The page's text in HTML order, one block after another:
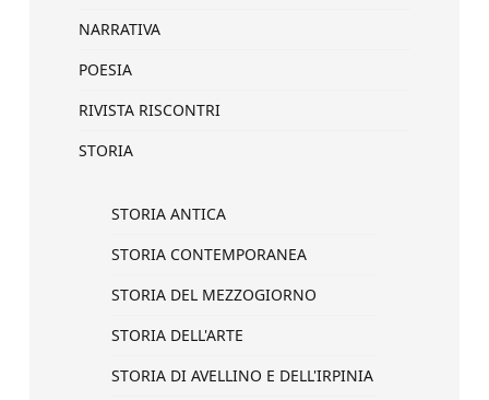
NARRATIVA
POESIA
RIVISTA RISCONTRI
STORIA
STORIA ANTICA
STORIA CONTEMPORANEA
STORIA DEL MEZZOGIORNO
STORIA DELL'ARTE
STORIA DI AVELLINO E DELL'IRPINIA